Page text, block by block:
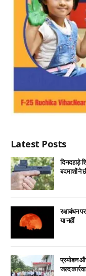
Latest Posts
दिनदहाड़े
बदमाशों ने
रक्षाबंधन
या नहीं
प्रमोशन और
जल्द